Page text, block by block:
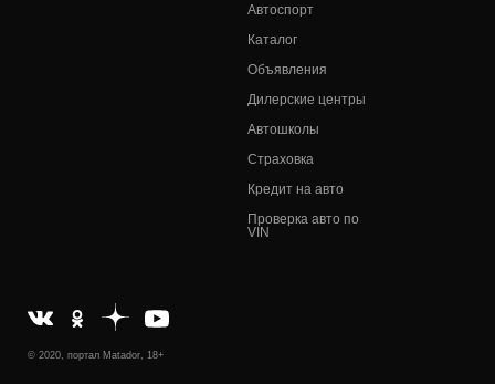
Автоспорт
Каталог
Объявления
Дилерские центры
Автошколы
Страховка
Кредит на авто
Проверка авто по
VIN
© 2020, портал Matador, 18+